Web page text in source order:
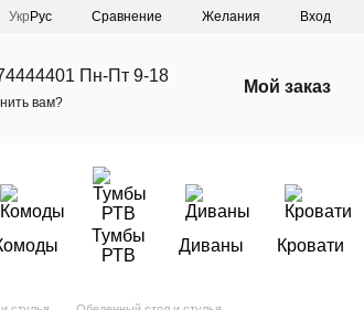
Укр Рус Сравнение Желания Вход
Пн-Пт 9-18
вам?
Мой заказ
Тумбы
РТВ
Диваны Кровати